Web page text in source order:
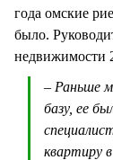
года омские
было.
недвижимости
– Раньше
базу, ее
квартиру